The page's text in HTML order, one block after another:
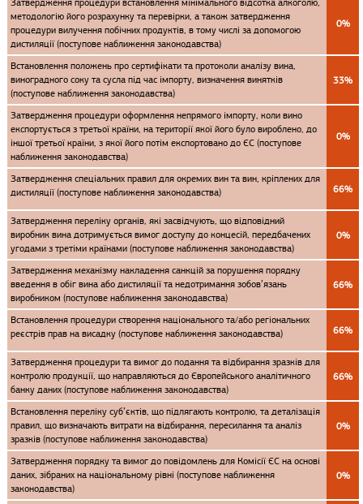
методологію його розрахунку та перевірки, а також затвердження
процедури вилучення побічних продуктів, в тому числі за допомогою
дистиляції (поступове наближення законодавства)
0%
Встановлення положень про сертифікати та протоколи аналізу вина,
виноградного соку та сусла під час імпорту, визначення винятків
(поступове наближення законодавства)
33%
Затвердження процедури оформлення непрямого імпорту, коли вино
експортується з третьої країни, на території якої його було вироблено, до
іншої третьої країни, з якої його потім експортовано до ЄС (поступове
наближення законодавства)
0%
Затвердження спеціальних правил для окремих вин та вин, кріплених для
дистиляції (поступове наближення законодавства)
66%
Затвердження переліку органів, які засвідчують, що відповідний
виробник вина дотримується вимог доступу до концесій, передбачених
угодами з третіми країнами (поступове наближення законодавства)
0%
Затвердження механізму накладення санкцій за порушення порядку
введення в обіг вина або дистиляції та недотримання зобов’язань
виробником (поступове наближення законодавства)
66%
Встановлення процедури створення національного та/або регіональних
реєстрів прав на висадку (поступове наближення законодавства)
66%
Затвердження процедури та вимог до подання та відбирання зразків для
контролю продукції, що направляються до Європейського аналітичного
банку даних (поступове наближення законодавства)
66%
Встановлення переліку суб’єктів, що підлягають контролю, та деталізація
правил, що визначають витрати на відбирання, пересилання та аналіз
зразків (поступове наближення законодавства)
0%
Затвердження порядку та вимог до повідомлень для Комісії ЄС на основі
даних, зібраних на національному рівні (поступове наближення
законодавства)
0%